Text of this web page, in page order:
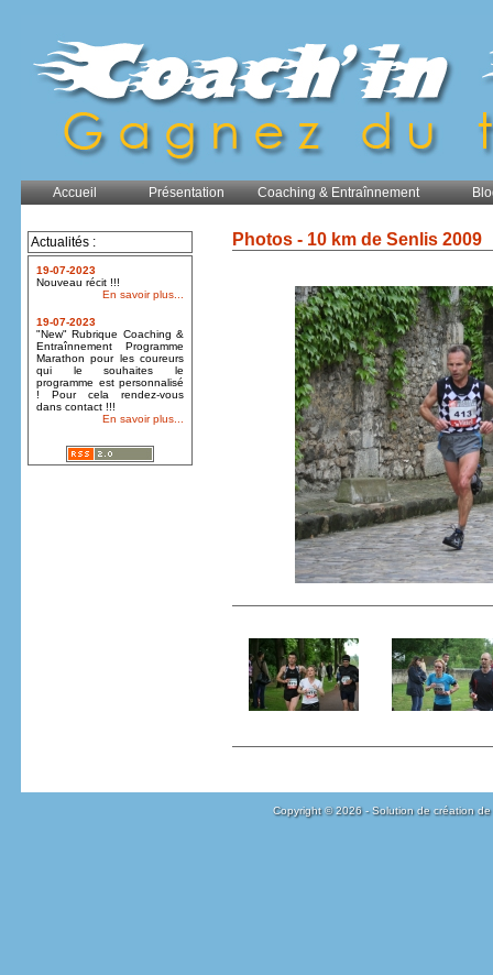
Accueil Présentation Coaching & Entraînnement
Actualités :
19-07-2023
Nouveau récit !!!
En savoir plus...
19-07-2023
"New" Rubrique Coaching &
Entraînnement Programme
Marathon pour les coureurs
qui le souhaites le
programme est personnalisé
! Pour cela rendez-vous
dans contact !!!
En savoir plus...
Photos - 10 km de Senlis 2009
Copyright © 2026 - Solution de création